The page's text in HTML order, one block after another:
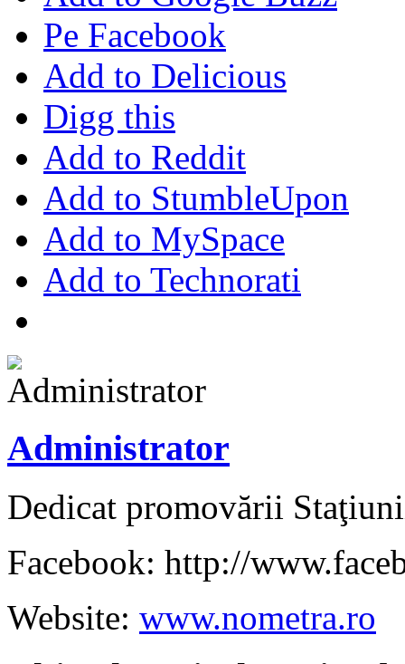
Pe Facebook
Add to Delicious
Digg this
Add to Reddit
Add to StumbleUpon
Add to MySpace
Add to Technorati
Administrator
Dedicat promovării
Facebook: http://
Website: www.nometra.ro